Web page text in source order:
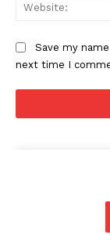
Save my
next time I